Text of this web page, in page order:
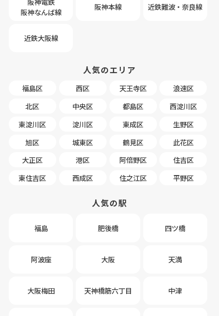
阪神なんば線
阪神本線 近鉄難波・奈良線
近鉄大阪線
人気のエリア
福島区 西区 天王寺区
浪速区
北区
中央区 都島区
西淀川区
東淀川区
淀川区 東成区
生野区
旭区
城東区 鶴見区
此花区
大正区
港区 阿倍野区
住吉区
東住吉区
西成区 住之江区 平野区
人気の駅
福島 肥後橋 四ツ橋
阿波座 大阪 天満
大阪梅田 天神橋筋六丁目 中津